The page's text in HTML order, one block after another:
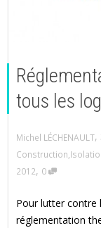
tous les
Michel LÉCHENAULT,
Construction
2012, 0
Pour lutter contre
réglementation